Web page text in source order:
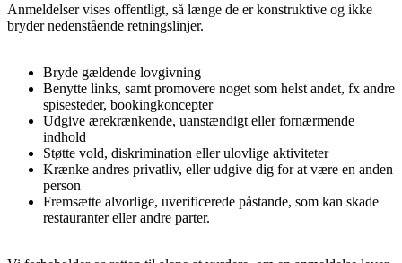
Anmeldelser vises offentligt, så længe de er konstruktive og ikke
bryder nedenstående retningslinjer.
Bryde gældende lovgivning
Benytte links, samt promovere noget som helst andet, fx andre
spisesteder, bookingkoncepter
Udgive ærekrænkende, uanstændigt eller fornærmende
indhold
Støtte vold, diskrimination eller ulovlige aktiviteter
Krænke andres privatliv, eller udgive dig for at være en anden
person
Fremsætte alvorlige, uverificerede påstande, som kan skade
restauranter eller andre parter.